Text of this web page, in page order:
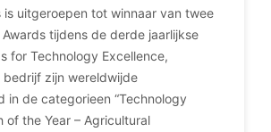
is uitgeroepen tot winnaar van twee
tijdens de derde jaarlijkse
for Technology Excellence,
bedrijf zijn wereldwijde
in de categorieen “Technology
of the Year – Agricultural